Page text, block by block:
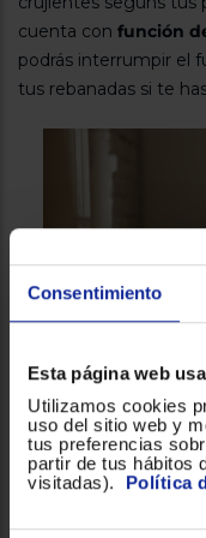
Consentimiento
Esta página web
Utilizamos cookies
uso del sitio web y
tus preferencias
partir de tus hábitos
visitadas). Política
cuenta con función
podrás interrumpir el
tus rebanadas si te